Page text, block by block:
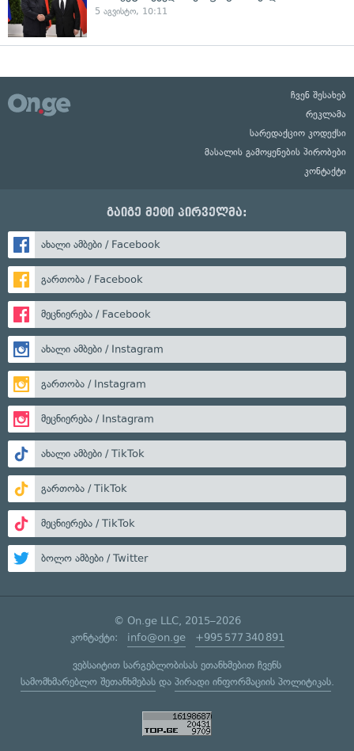
5 აგვისტო, 10:11
ჩვენ შესახებ
რეკლამა
სარედაქციო კოდექსი
მასალის გამოყენების პირობები
კონტაქტი
გაიგე მეტი პირველმა:
ახალი ამბები / Facebook
გართობა / Facebook
მეცნიერება / Facebook
ახალი ამბები / Instagram
გართობა / Instagram
მეცნიერება / Instagram
ახალი ამბები / TikTok
გართობა / TikTok
მეცნიერება / TikTok
ბოლო ამბები / Twitter
© On.ge LLC, 2015–2026
კონტაქტი: info@on.ge +995 577 340 891
ვებსაიტით სარგებლობისას ეთანხმებით ჩვენს
სამომხმარებლო შეთანხმებასდა პირადი ინფორმაციის პოლიტიკას.